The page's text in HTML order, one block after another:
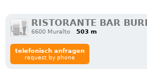
RISTORANTE BAR
6600 Muralto 503 m
telefonisch anfragen
request by phone